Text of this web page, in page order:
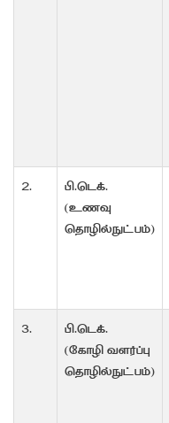
2.
பி.டெக்.
(உணவு
தொழில்நுட்பம்)
3.
பி.டெக்.
(கோழி வளர்ப்பு
தொழில்நுட்பம்)